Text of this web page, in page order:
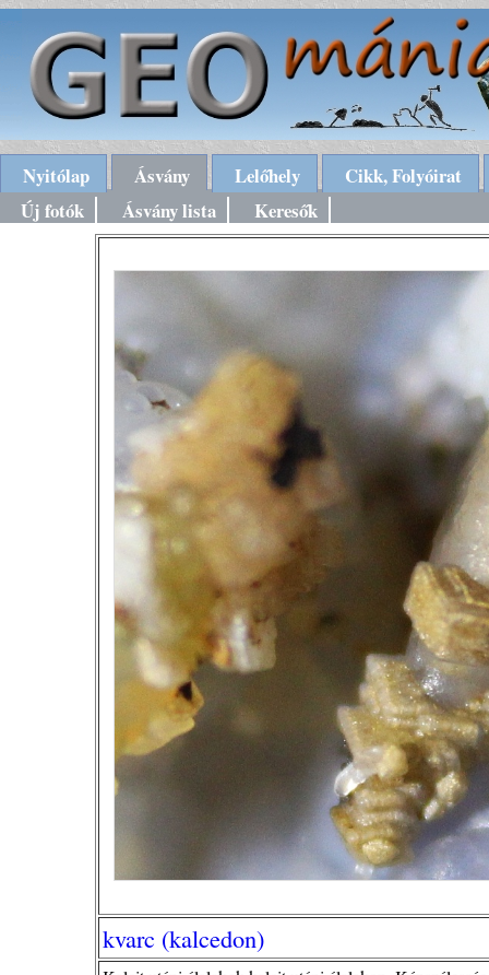
Nyitólap Ásvány Lelőhely
Cikk, Folyóirat
Új fotók
Ásvány lista Keresők
kvarc (kalcedon)